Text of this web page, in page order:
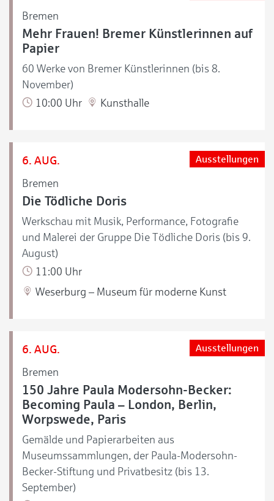
Bremen
Mehr Frauen! Bremer Künstlerinnen auf
Papier
60 Werke von Bremer Künstlerinnen (bis 8.
November)
10:00 Uhr
Kunsthalle
6. AUG.
Bremen
Ausstellungen
Die Tödliche Doris
Werkschau mit Musik, Performance, Fotografie
und Malerei der Gruppe Die Tödliche Doris (bis 9.
August)
11:00 Uhr
Weserburg – Museum für moderne Kunst
6. AUG.
Bremen
Ausstellungen
150 Jahre Paula Modersohn-Becker:
Becoming Paula – London, Berlin,
Worpswede, Paris
Gemälde und Papierarbeiten aus
Museumssammlungen, der Paula-Modersohn-
Becker-Stiftung und Privatbesitz (bis 13.
September)